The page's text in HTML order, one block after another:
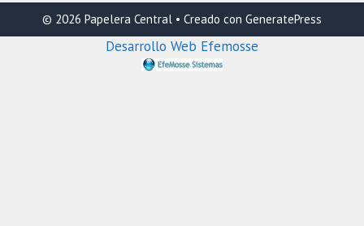
© 2026 Papelera Central • Creado con GeneratePress
Desarrollo Web Efemosse